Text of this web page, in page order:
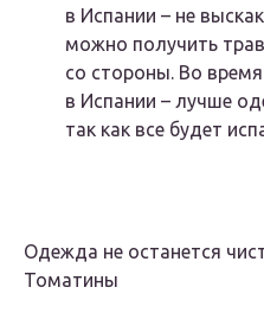
в Испании – не
можно получить
со стороны. Во
в Испании – лучше
так как все будет
Одежда не останется
Томатины